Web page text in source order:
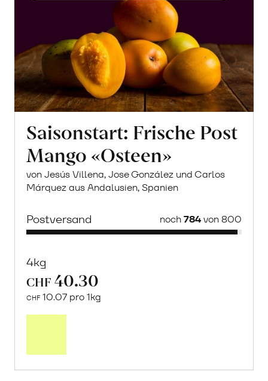
Saisonstart: Frische Post
Mango «Osteen»
von Jesús Villena, Jose González und Carlos
Márquez aus Andalusien, Spanien
Postversand noch784von 800
4kg
CHF 40.30
CHF 10.07 pro 1kg
Post